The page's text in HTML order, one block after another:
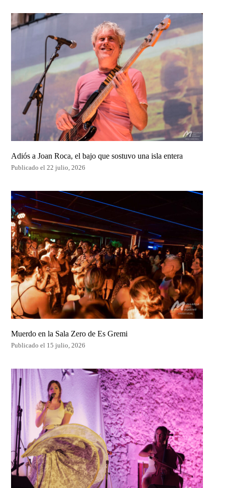
Adiós a Joan Roca, el bajo que sostuvo una isla entera
Publicado el 22 julio, 2026
Muerdo en la Sala Zero de Es Gremi
Publicado el 15 julio, 2026